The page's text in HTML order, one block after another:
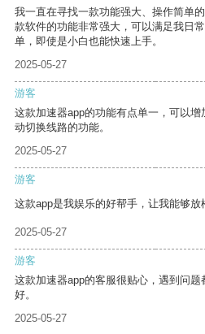
我一直在寻找一款功能强大、操作简单
款软件的功能非常强大，可以满足我日
单，即使是小白也能快速上手。
2025-05-27
游客
这款加速器app的功能有点单一，可以
动切换线路的功能。
2025-05-27
游客
这款app是我娱乐的好帮手，让我能够放
2025-05-27
游客
这款加速器app的客服很贴心，遇到问
好。
2025-05-27